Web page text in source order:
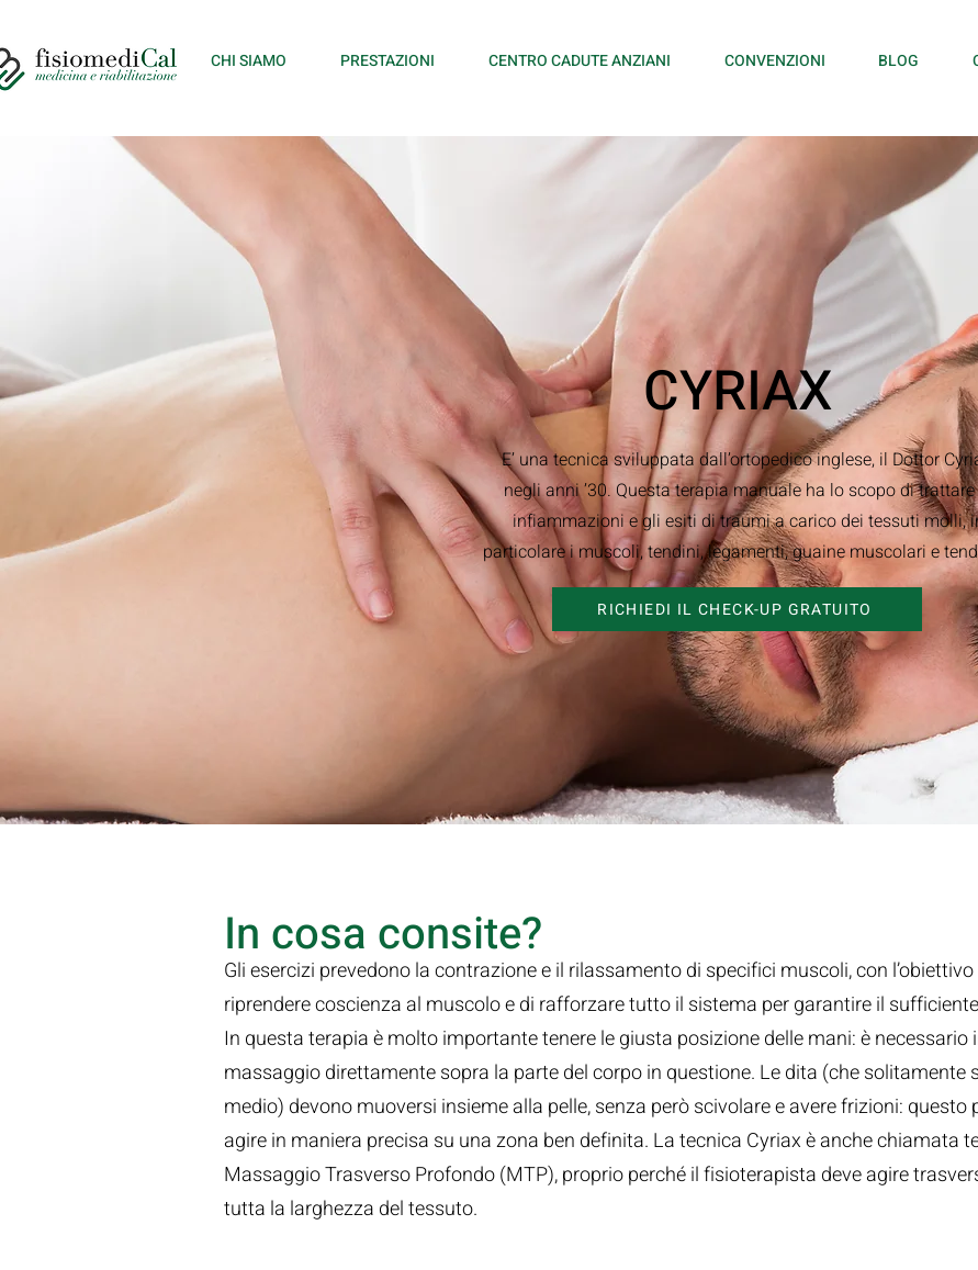
CHI SIAMO PRESTAZIONI CENTRO CADUTE ANZIANI CONVENZIONI BLOG
CYRIAX
E’ una tecnica sviluppata dall’ortopedico inglese, il Dottor
negli anni ’30. Questa terapia manuale ha lo scopo di
infiammazioni e gli esiti di traumi a carico dei tessuti molli,
particolare i muscoli, tendini, legamenti, guaine muscolari e
RICHIEDI IL CHECK-UP GRATUITO
In cosa consite?
Gli esercizi prevedono la contrazione e il rilassamento di specifici muscoli, con
riprendere coscienza al muscolo e di rafforzare tutto il sistema per garantire il
In questa terapia è molto importante tenere le giusta posizione delle mani: è necessario
massaggio direttamente sopra la parte del corpo in questione. Le dita (che solitamente
medio) devono muoversi insieme alla pelle, senza però scivolare e avere frizioni: questo
agire in maniera precisa su una zona ben definita. La tecnica Cyriax è anche chiamata
Massaggio Trasverso Profondo (MTP), proprio perché il fisioterapista deve agire
tutta la larghezza del tessuto.